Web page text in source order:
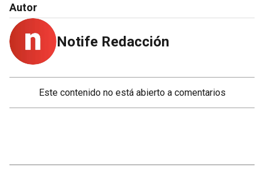
Autor
Notife Redacción
Este contenido no está abierto a comentarios